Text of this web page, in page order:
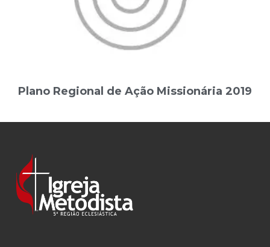
Plano Regional de Ação Missionária 2019